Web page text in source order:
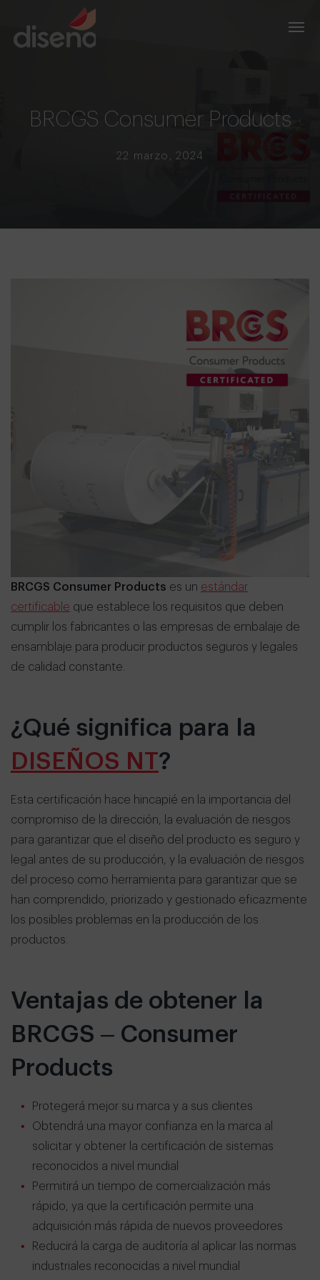
BRCGS Consumer Products
22 marzo, 2024
BRCGS Consumer Products es un estándar
certificable que establece los requisitos que deben
cumplir los fabricantes o las empresas de embalaje de
ensamblaje para producir productos seguros y legales
de calidad constante.
¿Qué significa para la
DISEÑOS NT?
Esta certificación hace hincapié en la importancia del
compromiso de la dirección, la evaluación de riesgos
para garantizar que el diseño del producto es seguro y
legal antes de su producción, y la evaluación de riesgos
del proceso como herramienta para garantizar que se
han comprendido, priorizado y gestionado eficazmente
los posibles problemas en la producción de los
productos.
Ventajas de obtener la
BRCGS – Consumer
Products
Protegerá mejor su marca y a sus clientes
Obtendrá una mayor confianza en la marca al
solicitar y obtener la certificación de sistemas
reconocidos a nivel mundial
Permitirá un tiempo de comercialización más
rápido, ya que la certificación permite una
adquisición más rápida de nuevos proveedores
Reducirá la carga de auditoría al aplicar las normas
industriales reconocidas a nivel mundial